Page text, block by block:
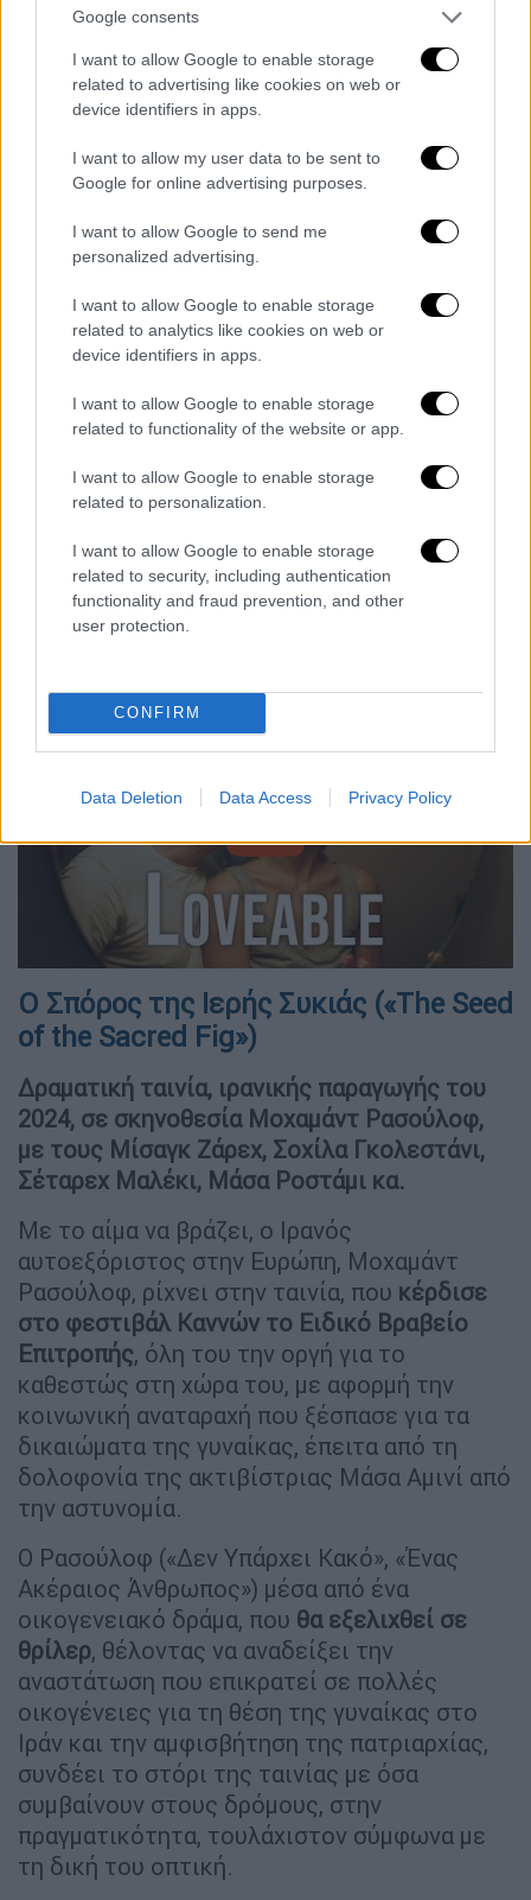
Google consents
I want to allow Google to enable storage
related to advertising like cookies on web or
device identifiers in apps.
I want to allow my user data to be sent to
Google for online advertising purposes.
I want to allow Google to send me
personalized advertising.
I want to allow Google to enable storage
related to analytics like cookies on web or
device identifiers in apps.
I want to allow Google to enable storage
related to functionality of the website or app.
I want to allow Google to enable storage
related to personalization.
I want to allow Google to enable storage
related to security, including authentication
functionality and fraud prevention, and other
user protection.
CONFIRM
Data Deletion Data Access Privacy Policy
καθρέφτη είναι σπαρακτική και βαθιά
ανθρώπινη. Μέχρι που θα έρθει έπειτα από
οδύνες το φινάλε και η ώρα της
αυτοεκτίμησης και της στιγμής να αγαπήσει
τελικά τον εαυτό της.
μικρής εμβέλειας, με φεστιβαλικές
διακρίσεις, η Ινγκολφσντότιρ καταφέρνει,
παρά τις όποιες αστοχίες της ως νέα
σκηνοθέτιδα,να μας πείσει για τους
προβληματισμούς της και για όσα
προβλήματα πλέον οδηγούν σε αδιέξοδο
ανθρώπινες σχέσεις, με τη ματιά μίας
Εξαιρετικήη Χέλγκα Γκούρεν στον
φυσικότητα τα εσωτερικά της τραύματα και
δικαίως θα κερδίσει το βραβείο γυναικείας
ερμηνείας στο φεστιβάλ του Κάρλοβι Βάρι
video
Ο Σπόρος της Ιερής Συκιάς («The Seed
of the Sacred Fig»)
Δραματική ταινία, ιρανικής παραγωγής του
2024, σε σκηνοθεσία Μοχαμάντ Ρασούλοφ,
με τους Μίσαγκ Ζάρεχ, Σοχίλα Γκολεστάνι,
Σέταρεχ Μαλέκι, Μάσα Ροστάμι κα.
Με το αίμα να βράζει, ο Ιρανός
αυτοεξόριστος στην Ευρώπη, Μοχαμάντ
Ρασούλοφ, ρίχνει στην ταινία, που κέρδισε
στο φεστιβάλ Καννών το Ειδικό Βραβείο
Επιτροπής, όλη του την οργή για το
καθεστώς στη χώρα του, με αφορμή την
κοινωνική αναταραχή που ξέσπασε για τα
δικαιώματα της γυναίκας, έπειτα από τη
δολοφονία της ακτιβίστριας Μάσα Αμινί από
την αστυνομία.
Ο Ρασούλοφ («Δεν Υπάρχει Κακό», «Ένας
Ακέραιος Άνθρωπος») μέσα από ένα
οικογενειακό δράμα, που θα εξελιχθεί σε
θρίλερ, θέλοντας να αναδείξει την
αναστάτωση που επικρατεί σε πολλές
οικογένειες για τη θέση της γυναίκας στο
Ιράν και την αμφισβήτηση της πατριαρχίας,
συνδέει το στόρι της ταινίας με όσα
συμβαίνουν στους δρόμους, στην
πραγματικότητα, τουλάχιστον σύμφωνα με
τη δική του οπτική.